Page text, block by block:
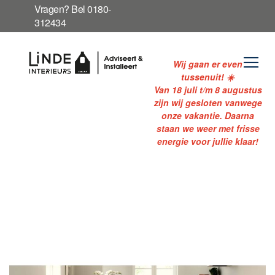
de
Vragen? Bel 0180-
312434
Wij gaan er even
tussenuit! ☀️
Van 18 juli t/m 8 augustus
zijn wij gesloten vanwege
onze vakantie. Daarna
staan we weer met frisse
energie voor jullie klaar!
van